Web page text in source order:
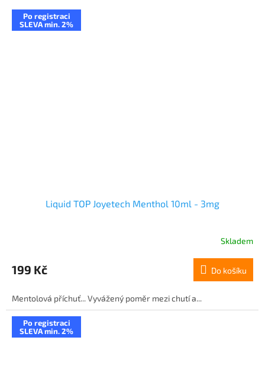
Po registraci
SLEVA min. 2%
Liquid TOP Joyetech Menthol 10ml - 3mg
Skladem
199 Kč Do košíku
Mentolová příchuť... Vyvážený poměr mezi chutí a...
Po registraci
SLEVA min. 2%